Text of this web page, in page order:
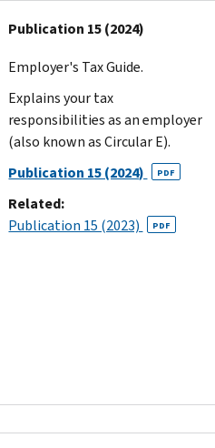
Publication 15 (2024)
Employer's Tax Guide.
Explains your tax
responsibilities as an employer
(also known as Circular E).
Publication 15 (2024)
PDF
Related:
Publication 15 (2023)
PDF